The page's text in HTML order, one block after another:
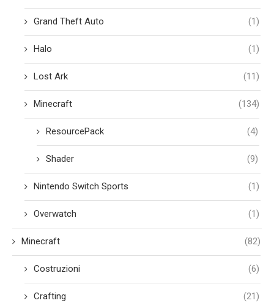
Grand Theft Auto (1)
Halo (1)
Lost Ark (11)
Minecraft (134)
ResourcePack (4)
Shader (9)
Nintendo Switch Sports (1)
Overwatch (1)
Minecraft (82)
Costruzioni (6)
Crafting (21)